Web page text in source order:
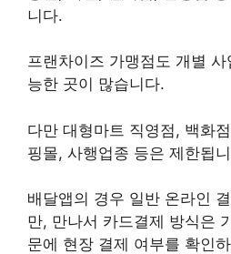
니다.
프랜차이즈 가맹점도 개별
능한 곳이 많습니다.
다만 대형마트 직영점, 백화
핑몰, 사행업종 등은 제한됩
배달앱의 경우 일반 온라인
만, 만나서 카드결제 방식은
문에 현장 결제 여부를 확인